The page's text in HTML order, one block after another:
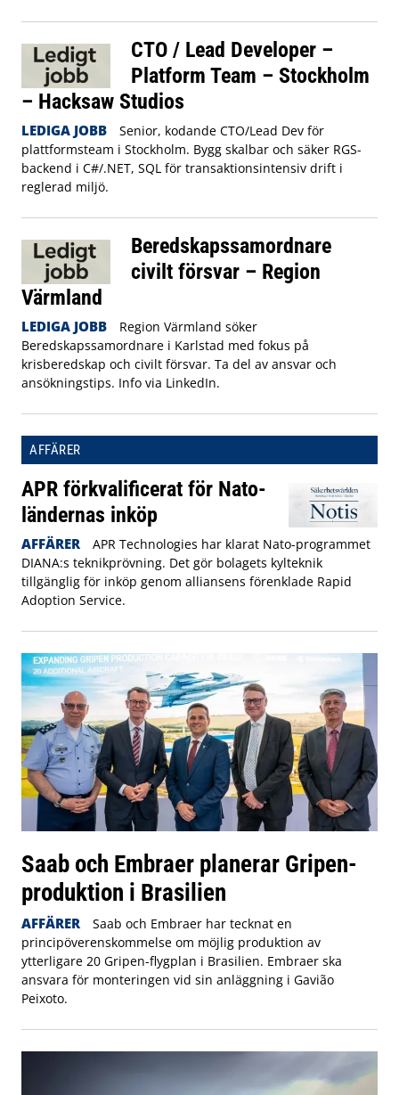
CTO / Lead Developer –
Platform Team – Stockholm
– Hacksaw Studios
LEDIGA JOBB
Senior, kodande CTO/Lead Dev för
plattformsteam i Stockholm. Bygg skalbar och säker RGS-
backend i C#/.NET, SQL för transaktionsintensiv drift i
reglerad miljö.
Beredskapssamordnare
civilt försvar – Region
Värmland
LEDIGA JOBB
Region Värmland söker
Beredskapssamordnare i Karlstad med fokus på
krisberedskap och civilt försvar. Ta del av ansvar och
ansökningstips. Info via LinkedIn.
AFFÄRER
APR förkvalificerat för Nato-
ländernas inköp
AFFÄRER
APR Technologies har klarat Nato-programmet
DIANA:s teknikprövning. Det gör bolagets kylteknik
tillgänglig för inköp genom alliansens förenklade Rapid
Adoption Service.
Saab och Embraer planerar Gripen-
produktion i Brasilien
AFFÄRER
Saab och Embraer har tecknat en
principöverenskommelse om möjlig produktion av
ytterligare 20 Gripen-flygplan i Brasilien. Embraer ska
ansvara för monteringen vid sin anläggning i Gavião
Peixoto.